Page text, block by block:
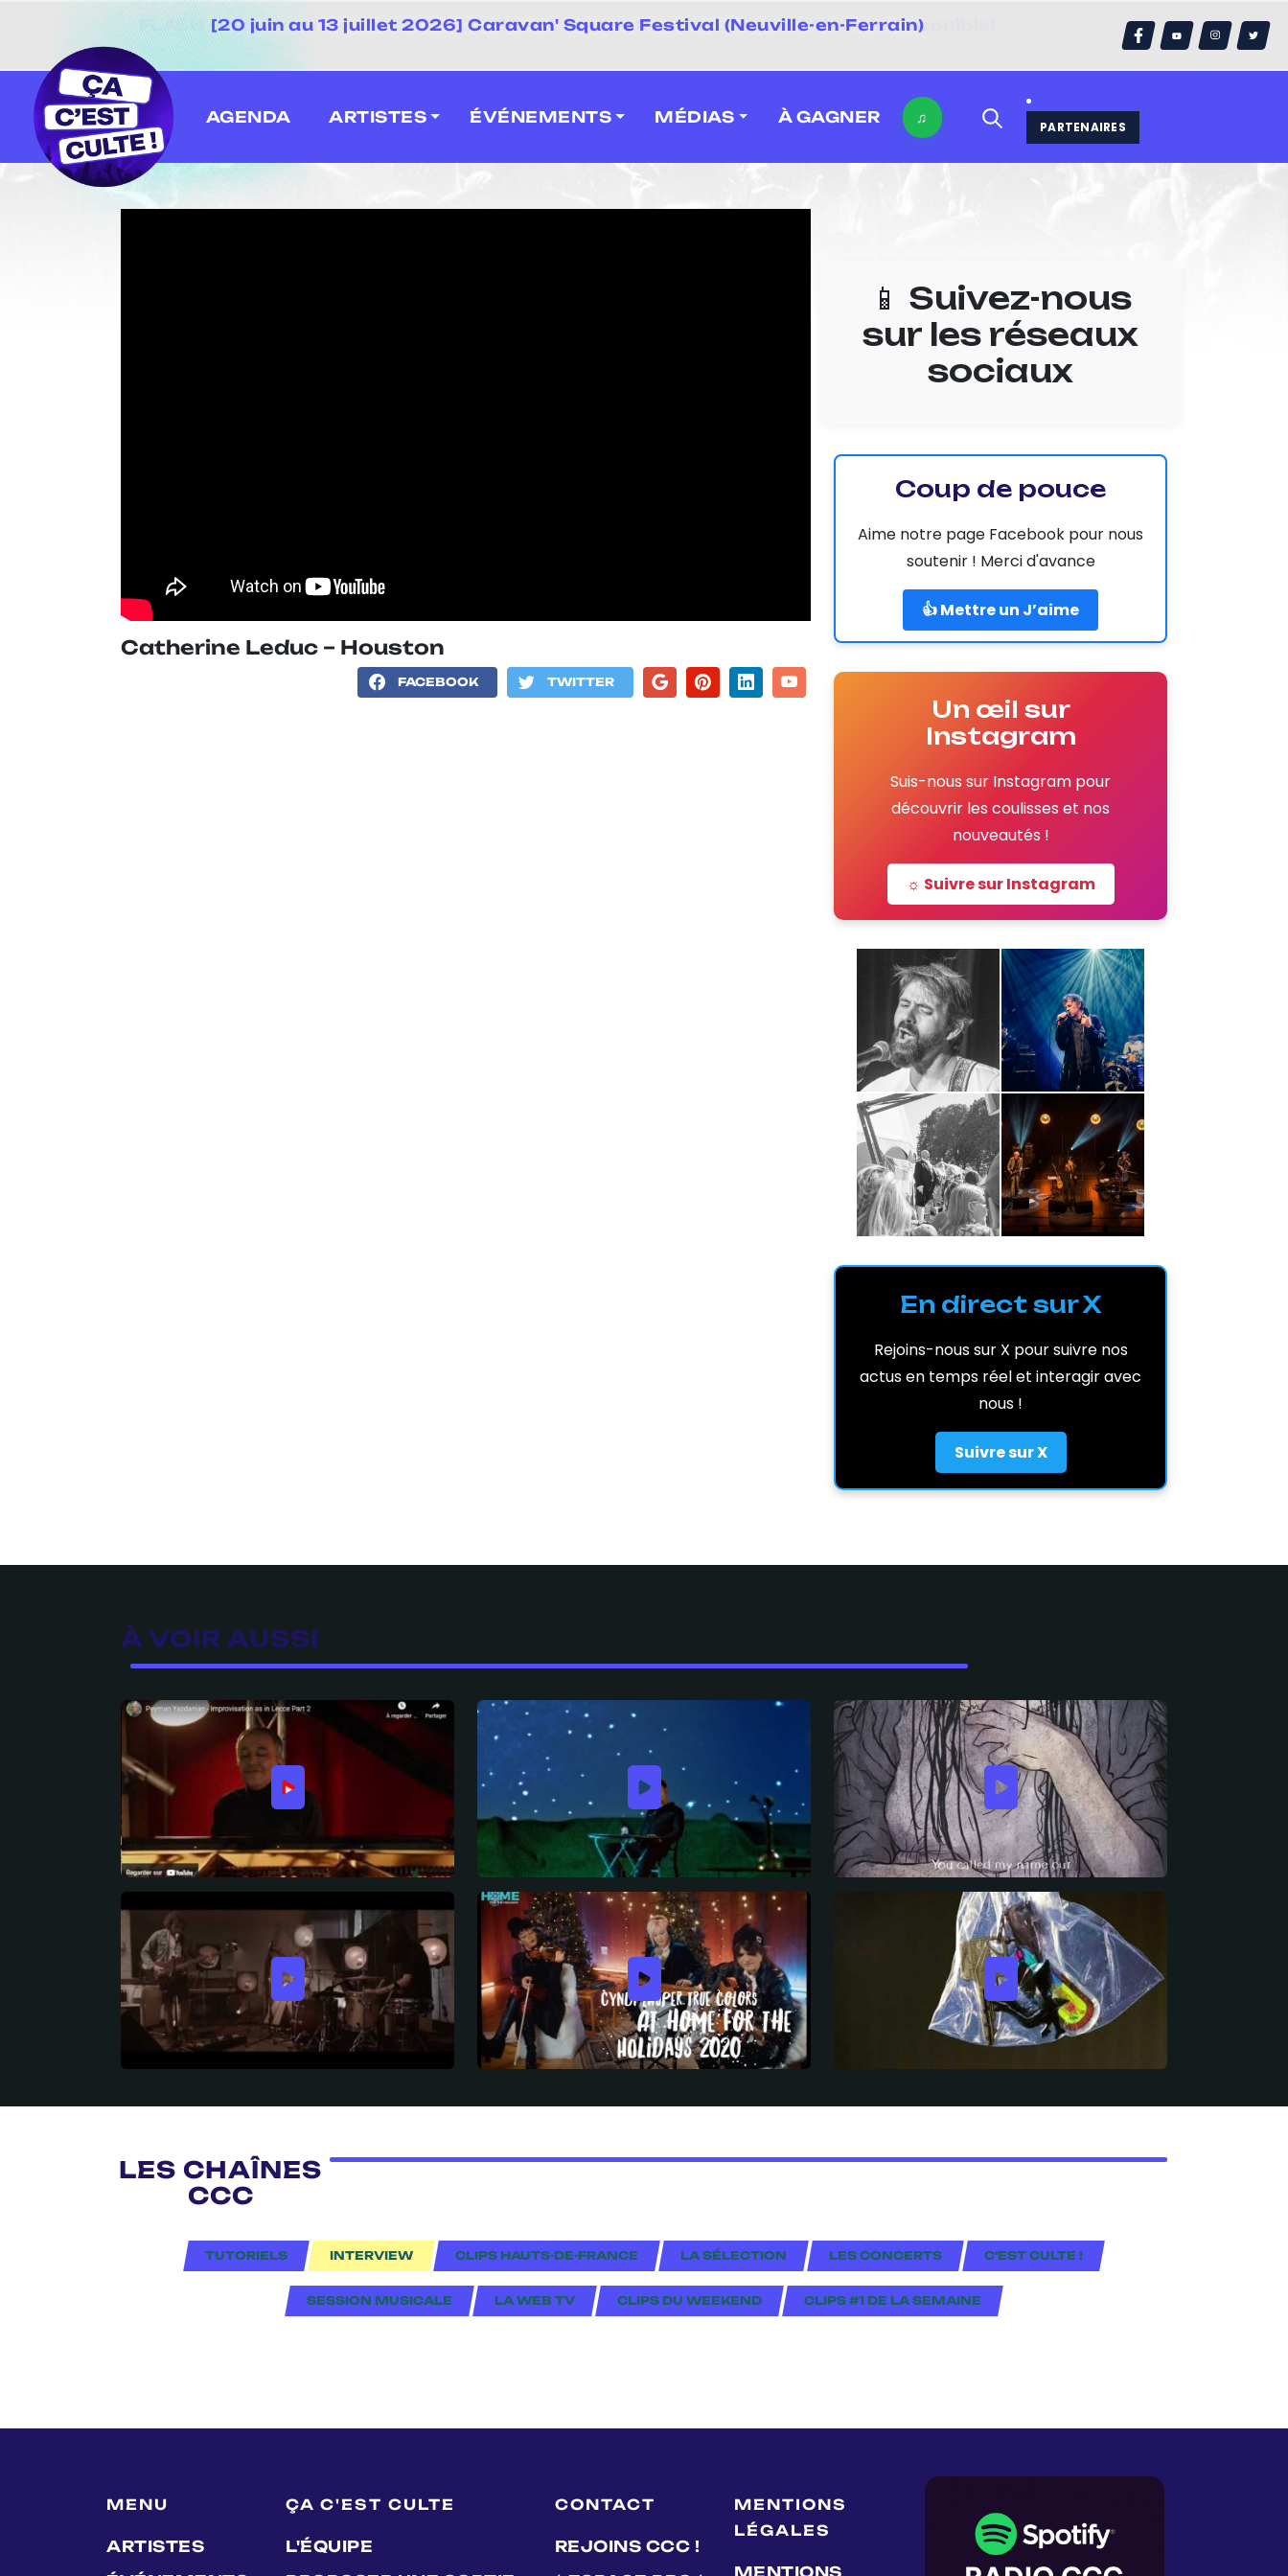
[20 juin au 13 juillet 2026] Caravan' Square Festival (Neuville-en-Ferrain)
AGENDA ARTISTES ÉVÉNEMENTS MÉDIAS À GAGNER ♫
PARTENAIRES
Catherine Leduc – Houston
FACEBOOK TWITTER
📱 Suivez-nous
sur les réseaux
sociaux
Coup de pouce
Aime notre page Facebook pour nous
soutenir ! Merci d'avance
👍 Mettre un J’aime
Un œil sur
Instagram
Suis-nous sur Instagram pour
découvrir les coulisses et nos
nouveautés !
☼ Suivre sur Instagram
En direct sur X
Rejoins-nous sur X pour suivre nos
actus en temps réel et interagir avec
nous !
Suivre sur X
À VOIR AUSSI
LES CHAÎNES
CCC
TUTORIELS INTERVIEW CLIPS HAUTS-DE-FRANCE LA SÉLECTION LES CONCERTS C'EST CULTE !
SESSION MUSICALE LA WEB TV CLIPS DU WEEKEND CLIPS #1 DE LA SEMAINE
MENU
ARTISTES
ÇA C'EST CULTE
L'ÉQUIPE
CONTACT
REJOINS CCC !
MENTIONS
LÉGALES
MENTIONS